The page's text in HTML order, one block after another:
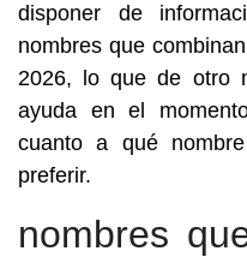
disponer de
nombres que
2026, lo que de otro
ayuda en el
cuanto a qué
preferir.
nombres